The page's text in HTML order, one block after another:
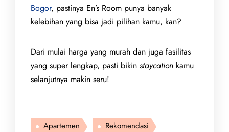
Bogor, pastinya En’s Room punya banyak
kelebihan yang bisa jadi pilihan kamu, kan?
Dari mulai harga yang murah dan juga fasilitas
yang super lengkap, pasti bikin staycation kamu
selanjutnya makin seru!
Apartemen
Rekomendasi